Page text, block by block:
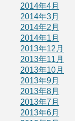
2014年4月
2014年3月
2014年2月
2014年1月
2013年12月
2013年11月
2013年10月
2013年9月
2013年8月
2013年7月
2013年6月